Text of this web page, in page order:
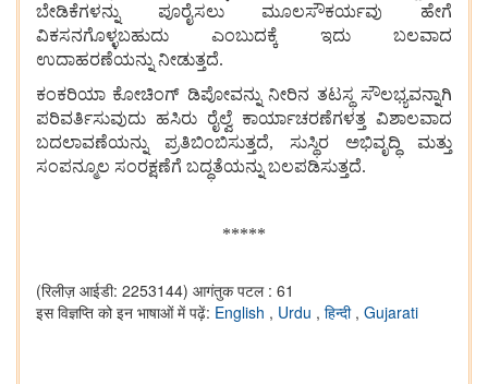
ಬೇಡಿಕೆಗಳನ್ನು ಪೂರೈಸಲು ಮೂಲಸೌಕರ್ಯವು ಹೇಗೆ
ವಿಕಸನಗೊಳ್ಳಬಹುದು ಎಂಬುದಕ್ಕೆ ಇದು ಬಲವಾದ
ಉದಾಹರಣೆಯನ್ನು ನೀಡುತ್ತದೆ.
ಕಂಕರಿಯಾ ಕೋಚಿಂಗ್ ಡಿಪೋವನ್ನು ನೀರಿನ ತಟಸ್ಥ ಸೌಲಭ್ಯವನ್ನಾಗಿ
ಪರಿವರ್ತಿಸುವುದು ಹಸಿರು ರೈಲ್ವೆ ಕಾರ್ಯಾಚರಣೆಗಳತ್ತ ವಿಶಾಲವಾದ
ಬದಲಾವಣೆಯನ್ನು ಪ್ರತಿಬಿಂಬಿಸುತ್ತದೆ, ಸುಸ್ಥಿರ ಅಭಿವೃದ್ಧಿ ಮತ್ತು
ಸಂಪನ್ಮೂಲ ಸಂರಕ್ಷಣೆಗೆ ಬದ್ಧತೆಯನ್ನು ಬಲಪಡಿಸುತ್ತದೆ.
*****
(रिलीज़ आईडी: 2253144) आगंतुक पटल : 61
इस विज्ञप्ति को इन भाषाओं में पढ़ें: English , Urdu , हिन्दी , Gujarati